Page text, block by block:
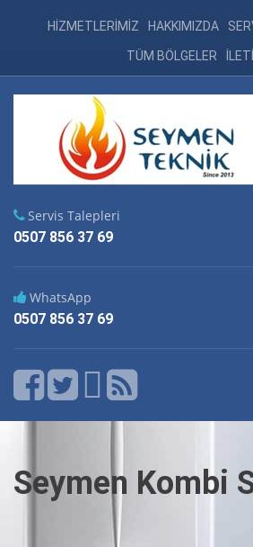
HİZMETLERİMİZ HAKKIMIZDA
TÜM BÖLGELER
Servis Talepleri
0507 856 37 69
WhatsApp
0507 856 37 69
Seymen Kombi